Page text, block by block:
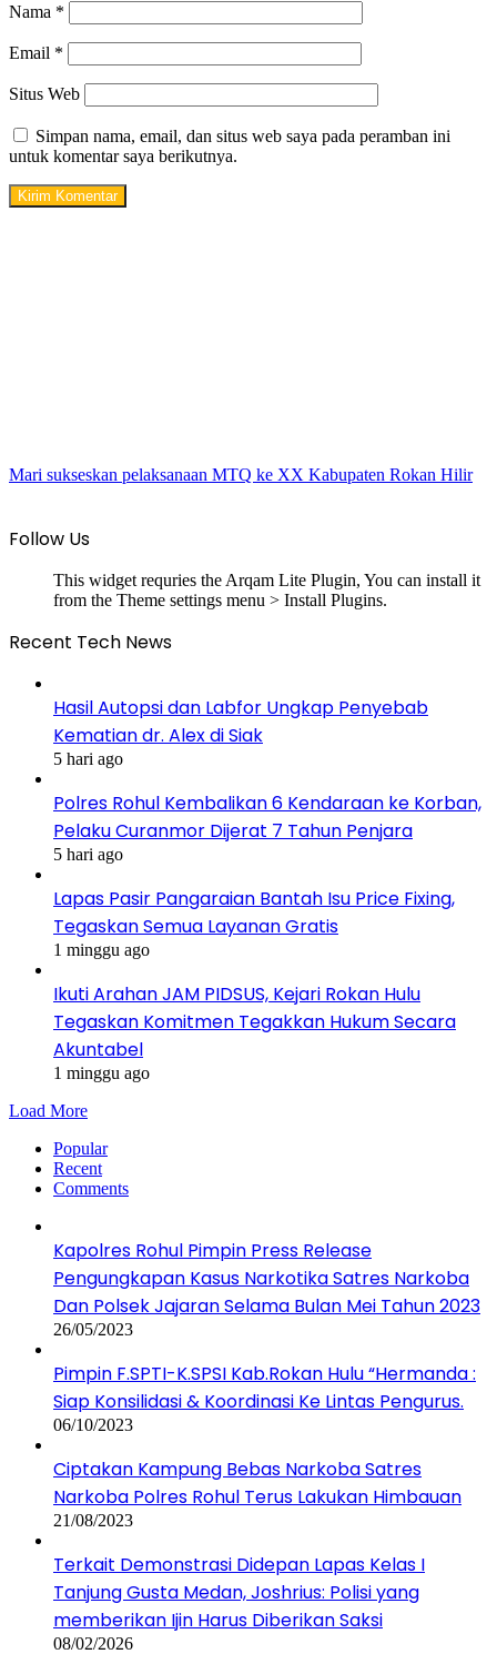
Nama *
Email *
Situs Web
Simpan nama, email, dan situs web saya pada peramban ini
untuk komentar saya berikutnya.
Mari sukseskan pelaksanaan MTQ ke XX Kabupaten Rokan Hilir
Follow Us
This widget requries the Arqam Lite Plugin, You can install it
from the Theme settings menu > Install Plugins.
Recent Tech News
Hasil Autopsi dan Labfor Ungkap Penyebab
Kematian dr. Alex di Siak
5 hari ago
Polres Rohul Kembalikan 6 Kendaraan ke Korban,
Pelaku Curanmor Dijerat 7 Tahun Penjara
5 hari ago
Lapas Pasir Pangaraian Bantah Isu Price Fixing,
Tegaskan Semua Layanan Gratis
1 minggu ago
Ikuti Arahan JAM PIDSUS, Kejari Rokan Hulu
Tegaskan Komitmen Tegakkan Hukum Secara
Akuntabel
1 minggu ago
Load More
Popular
Recent
Comments
Kapolres Rohul Pimpin Press Release
Pengungkapan Kasus Narkotika Satres Narkoba
Dan Polsek Jajaran Selama Bulan Mei Tahun 2023
26/05/2023
Pimpin F.SPTI-K.SPSI Kab.Rokan Hulu “Hermanda :
Siap Konsilidasi & Koordinasi Ke Lintas Pengurus.
06/10/2023
Ciptakan Kampung Bebas Narkoba Satres
Narkoba Polres Rohul Terus Lakukan Himbauan
21/08/2023
Terkait Demonstrasi Didepan Lapas Kelas I
Tanjung Gusta Medan, Joshrius: Polisi yang
memberikan Ijin Harus Diberikan Saksi
08/02/2026